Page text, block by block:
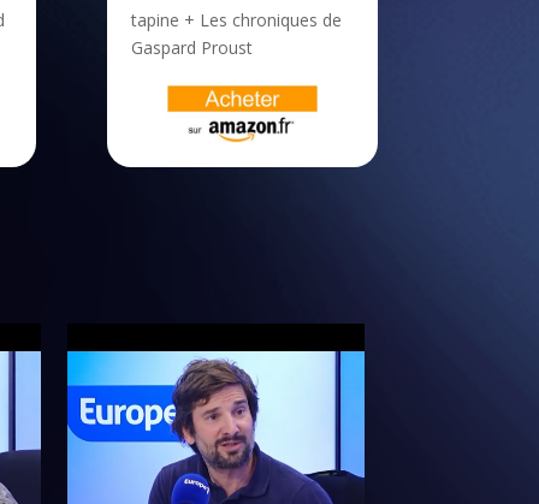
tapine + Les chroniques de
Gaspard Proust